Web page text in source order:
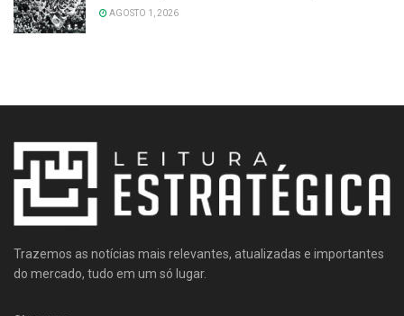
AGOSTO 1, 2026
Trazemos as notícias mais relevantes, atualizadas e importantes
do mercado, tudo em um só lugar.